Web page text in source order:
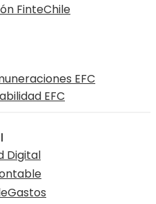
FinteChile
EFC
EFC
Digital